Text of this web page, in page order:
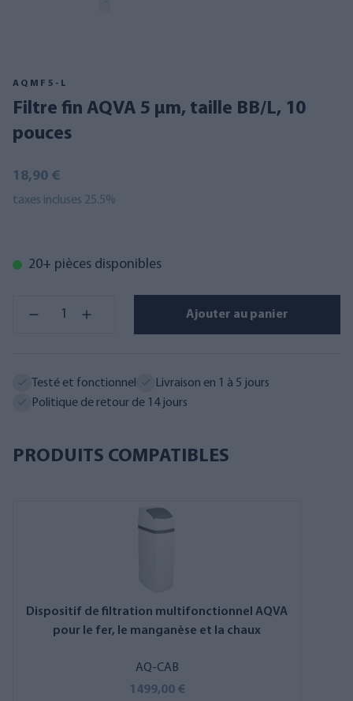
AQMF5-L
Filtre fin AQVA 5 µm, taille BB/L, 10
pouces
18,90 €
taxes incluses 25.5%
20+ pièces disponibles
Ajouter au panier
Testé et fonctionnel
Livraison en 1 à 5 jours
Politique de retour de 14 jours
PRODUITS COMPATIBLES
Dispositif de filtration multifonctionnel AQVA
pour le fer, le manganèse et la chaux
AQ-CAB
1499,00 €